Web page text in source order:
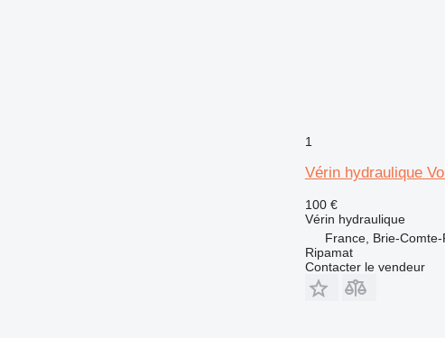
1
Vérin hydraulique
100 €
Vérin hydraulique
France, Brie-
Ripamat
Contacter le vendeur